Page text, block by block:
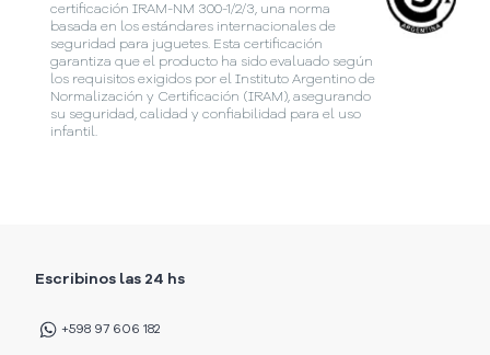
certificación IRAM-NM 300-1/2/3, una norma
basada en los estándares internacionales de
seguridad para juguetes. Esta certificación
garantiza que el producto ha sido evaluado según
los requisitos exigidos por el Instituto Argentino de
Normalización y Certificación (IRAM), asegurando
su seguridad, calidad y confiabilidad para el uso
infantil.
Escribinos las 24 hs
+598 97 606 182